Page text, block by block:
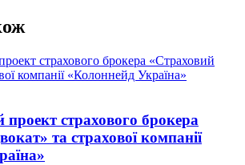
проект страхового брокера
та страхової компанії